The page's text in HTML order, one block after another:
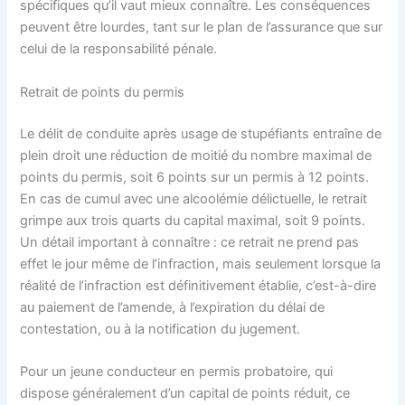
spécifiques qu’il vaut mieux connaître. Les conséquences
peuvent être lourdes, tant sur le plan de l’assurance que sur
celui de la responsabilité pénale.
Retrait de points du permis
Le délit de conduite après usage de stupéfiants entraîne de
plein droit une réduction de moitié du nombre maximal de
points du permis, soit 6 points sur un permis à 12 points.
En cas de cumul avec une alcoolémie délictuelle, le retrait
grimpe aux trois quarts du capital maximal, soit 9 points.
Un détail important à connaître : ce retrait ne prend pas
effet le jour même de l’infraction, mais seulement lorsque la
réalité de l’infraction est définitivement établie, c’est-à-dire
au paiement de l’amende, à l’expiration du délai de
contestation, ou à la notification du jugement.
Pour un jeune conducteur en permis probatoire, qui
dispose généralement d’un capital de points réduit, ce